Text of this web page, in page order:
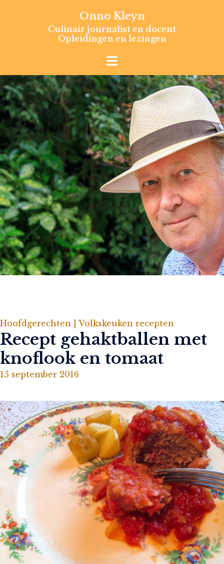
Onno Kleyn
Culinair journalist en docent
Opleidingen en lezingen
Hoofdgerechten | Volkskeuken recepten
Recept gehaktballen met
knoflook en tomaat
15 september 2016